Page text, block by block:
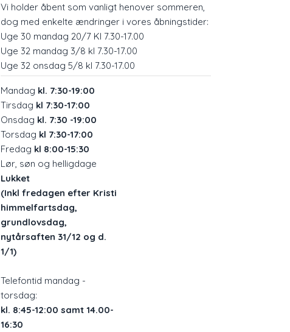
Vi holder åbent som vanligt henover sommeren,
dog med enkelte ændringer i vores åbningstider:
Uge 30 mandag 20/7 Kl 7.30-17.00
Uge 32 mandag 3/8 kl 7.30-17.00
Uge 32 onsdag 5/8 kl 7.30-17.00
Mandag kl. 7:30-19:00
Tirsdag kl 7:30-17:00
Onsdag kl. 7:30 -19:00
Torsdag kl 7:30-17:00
Fredag kl 8:00-15:30
Lør, søn og helligdage
Lukket
(Inkl fredagen efter Kristi
himmelfartsdag,
grundlovsdag,
nytårsaften 31/12 og d.
1/1)
​Telefontid mandag -
torsdag:
kl. 8:45-12:00 samt 14.00-
16:30